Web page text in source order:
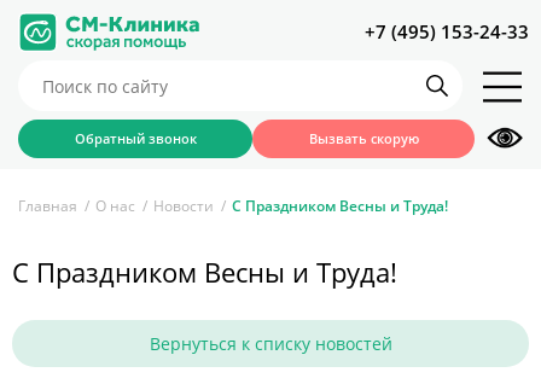
+7 (495) 153-24-33
Обратный звонок Вызвать скорую
Главная О нас Новости C Праздником Весны и Труда!
C Праздником Весны и Труда!
Вернуться к списку новостей